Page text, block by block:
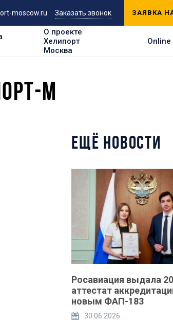
moscow.ru Заказать звонок ЗАЯВКА
О проекте
Хелипорт
Москва
М
ЕЩЁ НОВОСТИ
Росавиация выдала
аттестат
новым ФАП-183
30.06.2026